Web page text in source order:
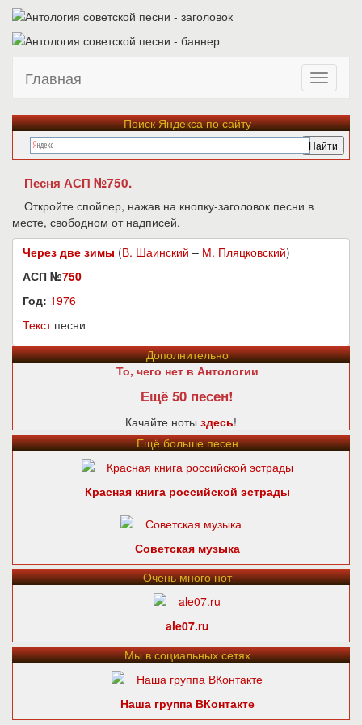
Главная
Поиск Яндекса по сайту
Песня АСП №750.
Откройте спойлер, нажав на кнопку-заголовок песни в
месте, свободном от надписей.
Через две зимы (В. Шаинский – М. Пляцковский)
АСП №750
Год: 1976
Текстпесни
Дополнительно
То, чего нет в Антологии
Ещё 50 песен!
Качайте ноты здесь!
Ещё больше песен
Красная книга российской эстрады
Советская музыка
Очень много нот
ale07.ru
Мы в социальных сетях
Наша группа ВКонтакте